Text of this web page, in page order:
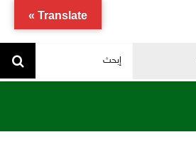
البحث
عن:
Translate »